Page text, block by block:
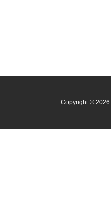
Copyright © 2026